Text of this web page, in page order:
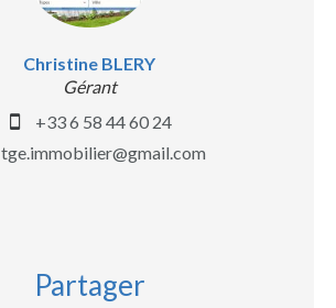
Christine BLERY
Gérant
+33 6 58 44 60 24
tge.immobilier@gmail.com
Partager